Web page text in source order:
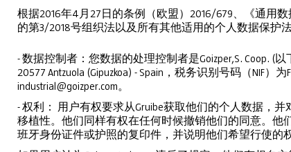
根据2016年4月27日的条例（欧盟）2016/679、《通用
的第3/2018号组织法以及所有其他适用的个人数据保护
- 数据控制者：您数据的处理控制者是Goizper,S. Coop. (
20577 Antzuola (Gipuzkoa) - Spain，税务识别号码（NIF
industrial@goizper.com。
- 权利： 用户有权要求从Gruibe获取他们的个人数据，
移植性。他们同样有权在任何时候撤销他们的同意。他
班牙身份证件或护照的复印件，并说明他们希望行使的